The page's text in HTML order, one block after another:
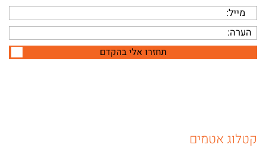
תחזרו אלי בהקדם
קטלוג אטמים